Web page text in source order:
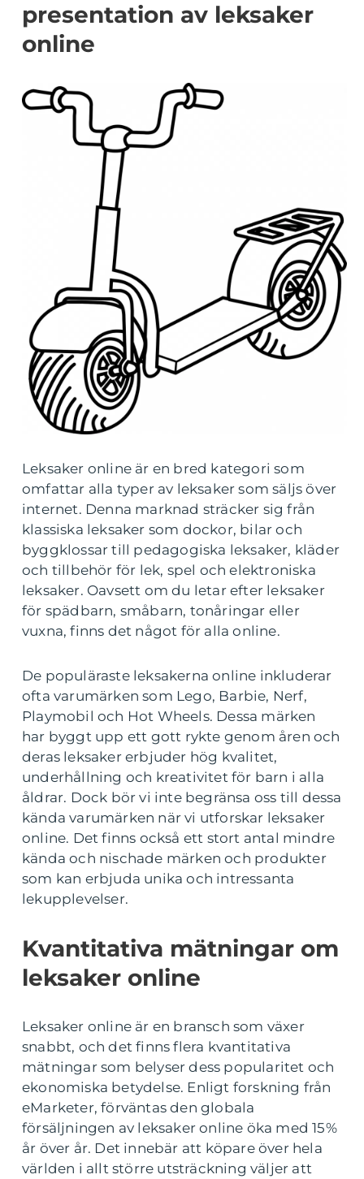
presentation av leksaker
online
Leksaker online är en bred kategori som
omfattar alla typer av leksaker som säljs över
internet. Denna marknad sträcker sig från
klassiska leksaker som dockor, bilar och
byggklossar till pedagogiska leksaker, kläder
och tillbehör för lek, spel och elektroniska
leksaker. Oavsett om du letar efter leksaker
för spädbarn, småbarn, tonåringar eller
vuxna, finns det något för alla online.
De populäraste leksakerna online inkluderar
ofta varumärken som Lego, Barbie, Nerf,
Playmobil och Hot Wheels. Dessa märken
har byggt upp ett gott rykte genom åren och
deras leksaker erbjuder hög kvalitet,
underhållning och kreativitet för barn i alla
åldrar. Dock bör vi inte begränsa oss till dessa
kända varumärken när vi utforskar leksaker
online. Det finns också ett stort antal mindre
kända och nischade märken och produkter
som kan erbjuda unika och intressanta
lekupplevelser.
Kvantitativa mätningar om
leksaker online
Leksaker online är en bransch som växer
snabbt, och det finns flera kvantitativa
mätningar som belyser dess popularitet och
ekonomiska betydelse. Enligt forskning från
eMarketer, förväntas den globala
försäljningen av leksaker online öka med 15%
år över år. Det innebär att köpare över hela
världen i allt större utsträckning väljer att